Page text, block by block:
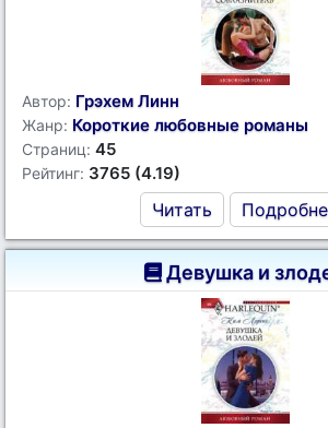
Автор: Грэхем Линн
Жанр: Короткие любовные романы
Страниц: 45
Рейтинг: 3765 (4.19)
Читать
Девушка и